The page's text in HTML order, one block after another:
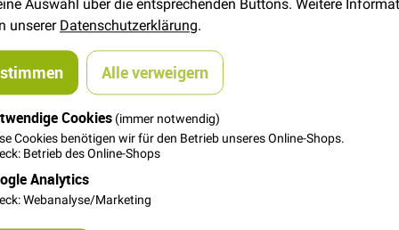
Auswahl über die entsprechenden Buttons. Weitere
unsererDatenschutzerklärung.
Alle verweigern
Cookies (immer notwendig)
Cookies benötigen wir für den Betrieb unseres Online-Shops.
Betrieb des Online-Shops
Analytics
Webanalyse/Marketing
einen sehr niedlichen Effekt. Ob auf Strickjacken, T-Shirts,
sein Plätzchen.